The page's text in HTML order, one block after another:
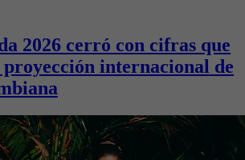
2026 cerró con cifras que
proyección internacional de